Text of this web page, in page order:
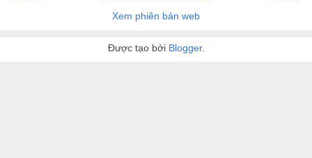
Xem phiên bản web
Được tạo bởi Blogger.